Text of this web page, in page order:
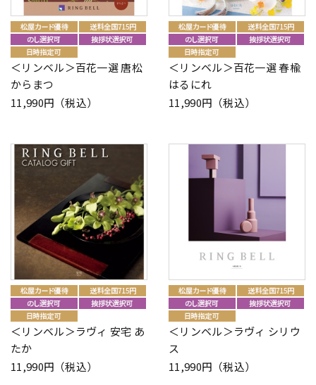
＜リンベル＞百花一選 唐松
からまつ
11,990円（税込）
＜リンベル＞百花一選 春楡
はるにれ
11,990円（税込）
＜リンベル＞ラヴィ 安宅 あ
たか
11,990円（税込）
＜リンベル＞ラヴィ シリウ
ス
11,990円（税込）